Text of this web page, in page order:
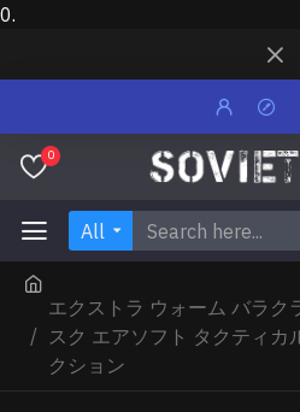
0.
0
All
エクストラ ウォーム バラク
スク エアソフト タクティカ
クション